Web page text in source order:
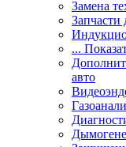
Замена
Запчасти
...
авто